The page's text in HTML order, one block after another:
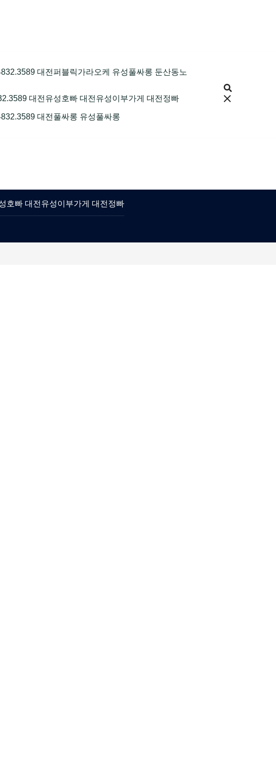
대전퍼블릭가라오케 유성풀싸롱 둔산동노
대전유성호빠 대전유성이부가게 대전정빠
대전풀싸롱 유성풀싸롱
호빠 대전유성이부가게 대전정빠